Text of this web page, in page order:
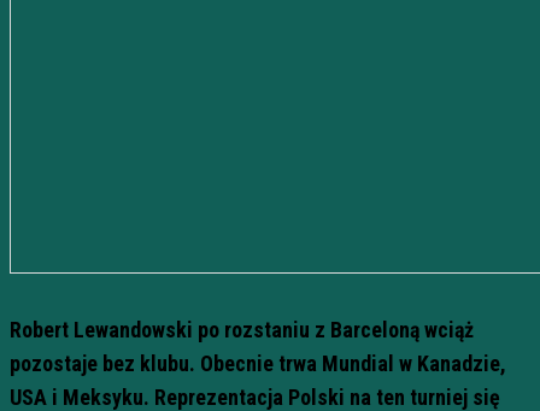
Robert Lewandowski po rozstaniu z Barceloną wciąż
pozostaje bez klubu. Obecnie trwa Mundial w Kanadzie,
USA i Meksyku. Reprezentacja Polski na ten turniej się